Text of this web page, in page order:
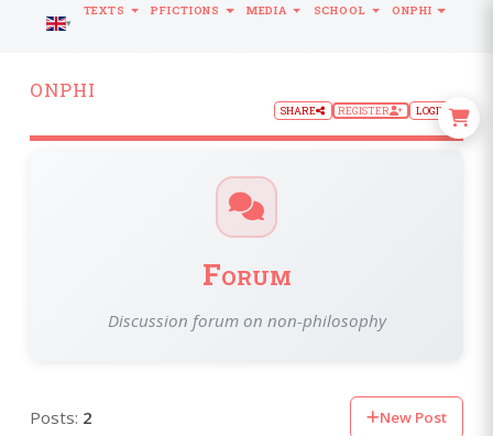
ONPHI
SHARE REGISTER LOGIN
Forum
Discussion forum on non-philosophy
Posts: 2 New Post
LANGUAGE
TEXTS PFICTIONS MEDIA SCHOOL ONPHI